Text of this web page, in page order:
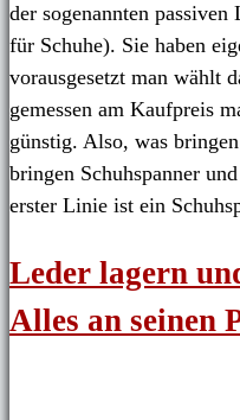
der sogenannten
für Schuhe). Sie haben
vorausgesetzt man wählt
gemessen am Kaufpreis
günstig. Also, was
bringen Schuhspanner
erster Linie ist ein
Leder lagern
Alles an seinen